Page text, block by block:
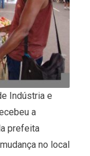
Indústria e
a
prefeita
no local